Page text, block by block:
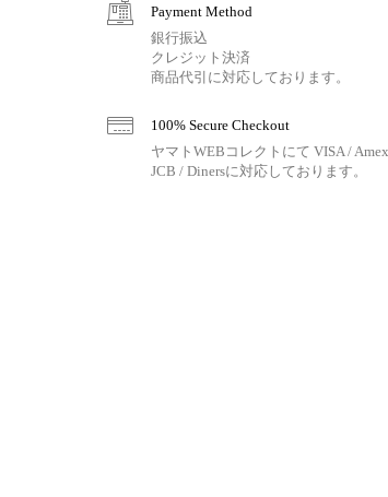
Payment Method
銀行振込
クレジット決済
商品代引に対応しております。
100% Secure Checkout
ヤマトWEBコレクトにて VISA /
JCB / Dinersに対応しております。